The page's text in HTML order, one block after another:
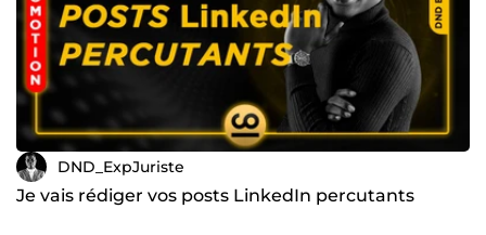
DND_ExpJuriste
Je vais rédiger vos posts LinkedIn percutants